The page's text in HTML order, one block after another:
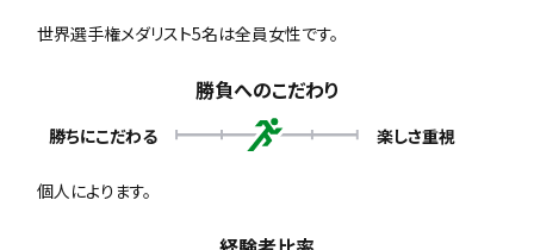
世界選手権メダリスト5名は全員女性です。
勝負へのこだわり
勝ちにこだわる 楽しさ重視
個人によります。